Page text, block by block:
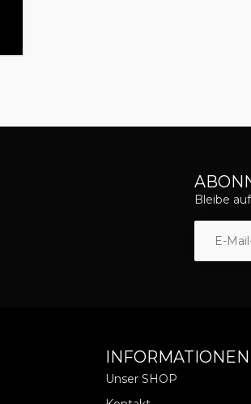
Bleibe
INFORMATIONEN
Unser SHOP